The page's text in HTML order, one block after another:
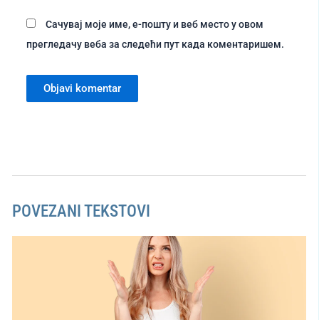
Сачувај моје име, е-пошту и веб место у овом
прегледачу веба за следећи пут када коментаришем.
POVEZANI TEKSTOVI